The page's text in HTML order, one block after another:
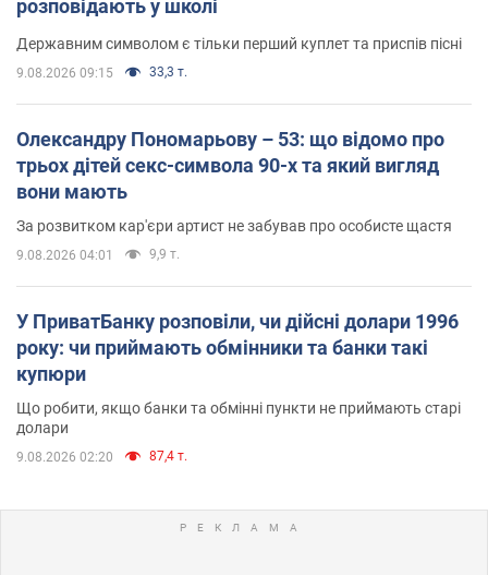
розповідають у школі
Державним символом є тільки перший куплет та приспів пісні
9.08.2026 09:15 33,3 т.
Олександру Пономарьову – 53: що відомо про
трьох дітей секс-символа 90-х та який вигляд
вони мають
За розвитком кар'єри артист не забував про особисте щастя
9.08.2026 04:01 9,9 т.
У ПриватБанку розповіли, чи дійсні долари 1996
року: чи приймають обмінники та банки такі
купюри
Що робити, якщо банки та обмінні пункти не приймають старі
долари
9.08.2026 02:20 87,4 т.